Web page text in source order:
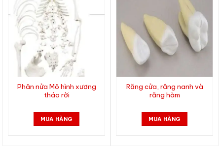
Phân nửa Mô hình xương
tháo rời
MUA HÀNG
Răng cửa, răng nanh và
răng hàm
MUA HÀNG